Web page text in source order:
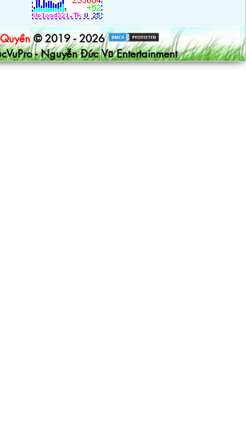
© 2019 - 2026
- Nguyễn Đức Vũ Entertainment